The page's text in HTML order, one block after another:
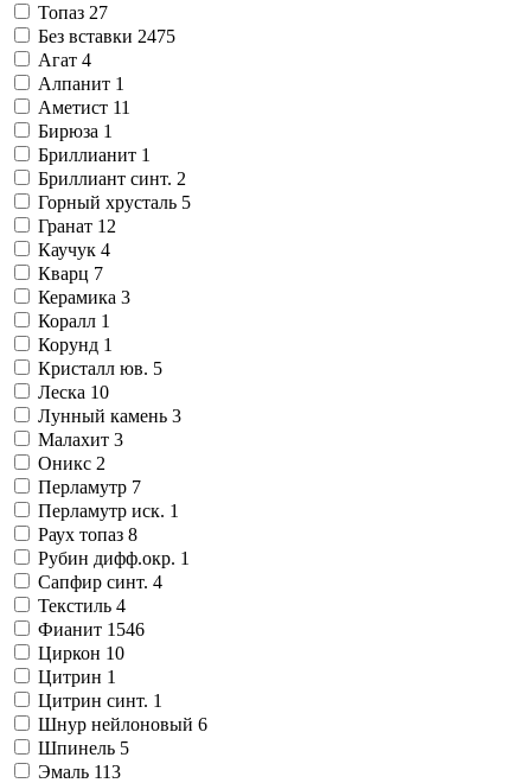
Топаз 27
Без вставки 2475
Агат 4
Алпанит 1
Аметист 11
Бирюза 1
Бриллианит 1
Бриллиант синт. 2
Горный хрусталь 5
Гранат 12
Каучук 4
Кварц 7
Керамика 3
Коралл 1
Корунд 1
Кристалл юв. 5
Леска 10
Лунный камень 3
Малахит 3
Оникс 2
Перламутр 7
Перламутр иск. 1
Раух топаз 8
Рубин дифф.окр. 1
Сапфир синт. 4
Текстиль 4
Фианит 1546
Циркон 10
Цитрин 1
Цитрин синт. 1
Шнур нейлоновый 6
Шпинель 5
Эмаль 113